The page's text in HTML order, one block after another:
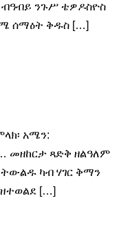
ንጉሥ ቴዎዶስዮስ
ሰማዕት ቅዱስ […]
አምላክ፡ አሜን:
ጻድቅ ዘልዓለም
ትውልዱ ካብ ሃገር ቅማን
[…]